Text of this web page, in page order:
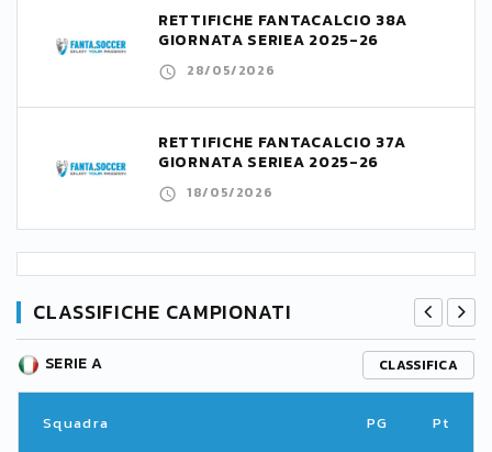
RETTIFICHE FANTACALCIO 38A
GIORNATA SERIEA 2025-26
28/05/2026
RETTIFICHE FANTACALCIO 37A
GIORNATA SERIEA 2025-26
18/05/2026
CLASSIFICHE CAMPIONATI
SERIE A CLASSIFICA
Squadra PG Pt